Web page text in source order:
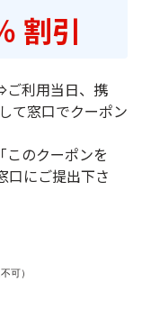
割引
ご利用当日、携
て窓口でクーポン
のクーポンを
口にご提出下さ
可）